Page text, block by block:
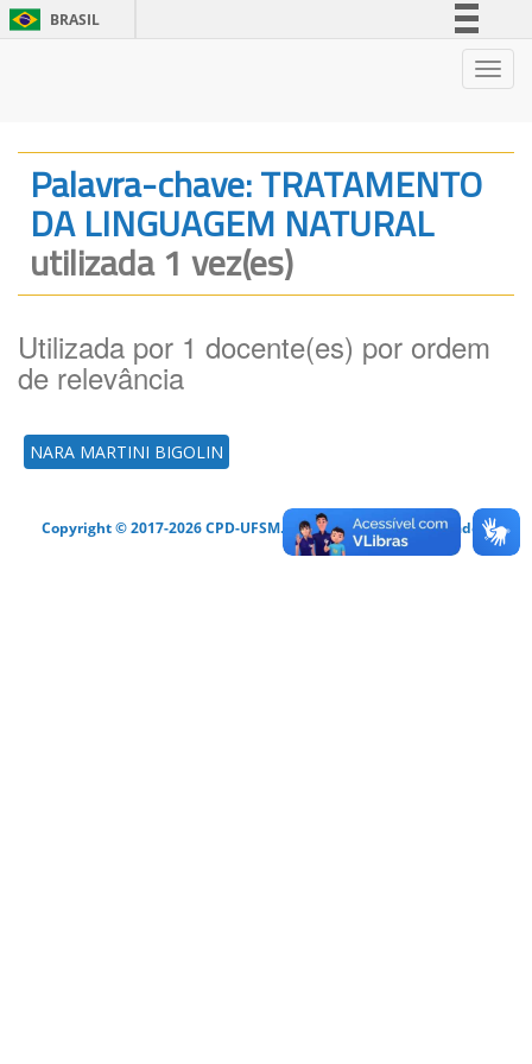
BRASIL
Legislação
Canais
Palavra-chave: TRATAMENTO
DA LINGUAGEM NATURAL
utilizada 1 vez(es)
Utilizada por 1 docente(es) por ordem
de relevância
NARA MARTINI BIGOLIN
Copyright © 2017-2026 CPD-UFSM. Todos os direitos reservados.